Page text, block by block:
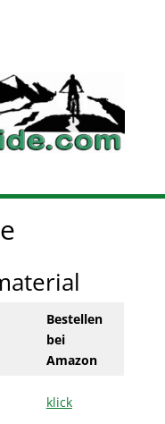
Bestellen
bei
Amazon
klick